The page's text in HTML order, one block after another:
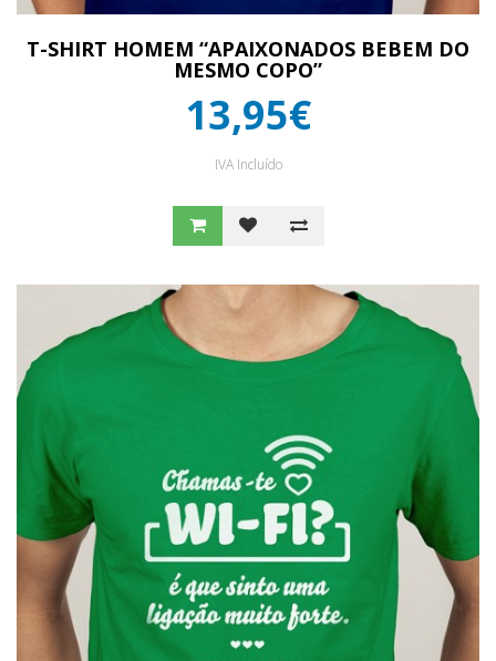
T-SHIRT HOMEM “APAIXONADOS BEBEM DO
MESMO COPO”
13,95€
IVA Incluído